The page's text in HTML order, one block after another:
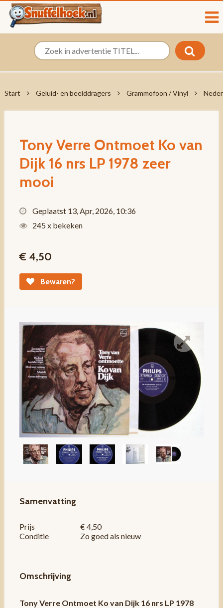
Start Geluid- en beelddragers Grammofoon / Vinyl
Tony Verre Ontmoet Ko van
Dijk 16 nrs LP 1978 zeer
mooi
Geplaatst 13, Apr, 2026, 10:36
245 x bekeken
€ 4,50
Bewaren?
Samenvatting
Prijs
€ 4,50
Conditie
Zo goed als nieuw
Omschrijving
Tony Verre Ontmoet Ko van Dijk 16 nrs LP 1978